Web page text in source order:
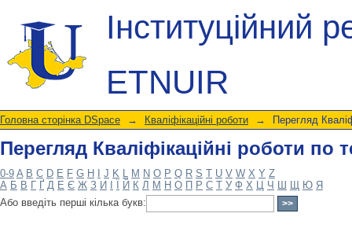
Інституційний
ETNUIR
Перегляд Кваліфікаційні роботи по
Головна сторінка DSpace → Кваліфікаційні роботи → Перегляд
Перегляд Кваліфікаційні роботи по
0-9 A B C D E F G H J K L M N O P Q R S T U V W X Y Z
А Б В Г Ґ Д Е Є Ж З И Й К Л М Н О П Р С Т У Ф Х Ц Ч Ш Щ Ю Я
Або введіть перші кілька букв: